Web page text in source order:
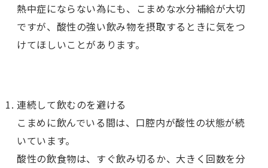
熱中症にならない為にも、こまめな水分補給が大切
ですが、酸性の強い飲み物を摂取するときに気をつ
けてほしいことがあります。
連続して飲むのを避ける
こまめに飲んでいる間は、口腔内が酸性の状態が続
いています。
酸性の飲食物は、すぐ飲み切るか、大きく回数を分